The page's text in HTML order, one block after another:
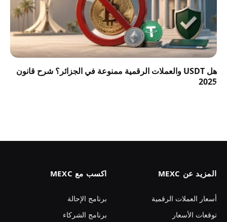
هل USDT والعملات الرقمية ممنوعة في الجزائر؟ شرح قانون
2025
المزيد عن MEXC
أسعار العملات الرقمية
توقعات الأسعار
اكسب مع MEXC
برنامج الإحالة
برنامج الشركاء